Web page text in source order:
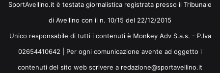
SportAvellino.it è testata giornalistica registrata presso il Tribunale
di Avellino con il n. 10/15 del 22/12/2015
Unico responsabile di tutti i contenuti è Monkey Adv S.a.s. - P.Iva
02654410642 | Per ogni comunicazione avente ad oggetto i
contenuti del sito web scrivere a redazione@sportavellino.it